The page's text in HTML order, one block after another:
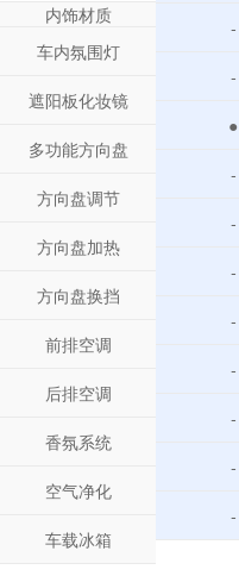
内饰材质
车内氛围灯
遮阳板化妆镜
多功能方向盘
方向盘调节
方向盘加热
方向盘换挡
前排空调
后排空调
香氛系统
空气净化
车载冰箱
-
-
●
-
-
-
-
-
-
-
-